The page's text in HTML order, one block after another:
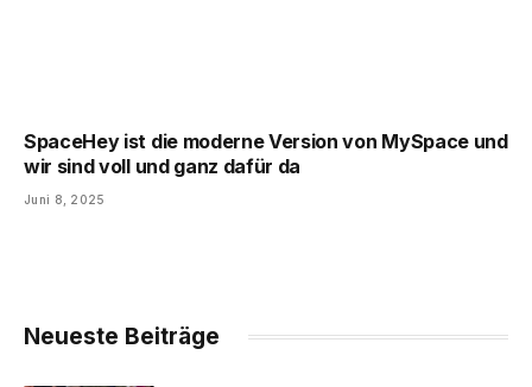
SpaceHey ist die moderne Version von MySpace und
wir sind voll und ganz dafür da
Juni 8, 2025
Neueste Beiträge